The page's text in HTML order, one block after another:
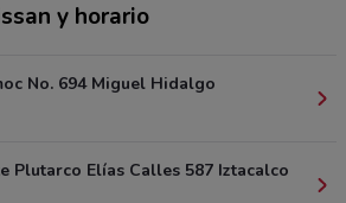
y horario
No. 694 Miguel Hidalgo
Plutarco Elías Calles 587 Iztacalco